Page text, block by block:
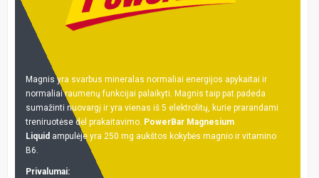
Magnis yra svarbus mineralas normaliai energijos apykaitai ir
normaliai raumenų funkcijai palaikyti. Magnis taip pat padeda
sumažinti nuovargį ir yra vienas iš 5 elektrolitų, kurie prarandami
treniruotėse dėl prakaitavimo. PowerBar Magnesium
Liquid ampulėje yra 250 mg aukštos kokybės magnio ir vitamino
B6.
Privalumai: